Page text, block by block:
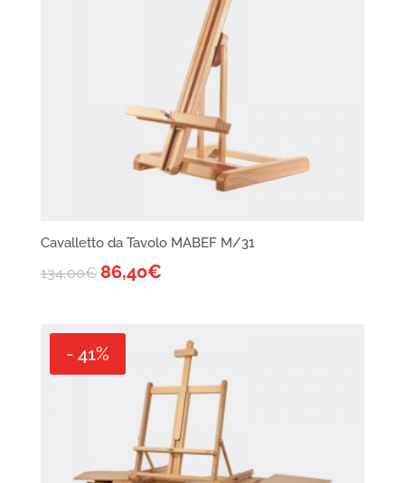
Cavalletto da Tavolo MABEF M/31
134,00€ 86,40€
- 41%